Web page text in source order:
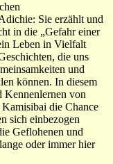
Sie erzählt und
in die „Gefahr einer
Leben in Vielfalt
die uns
und
können. In diesem
Kennenlernen von
die Chance
sich einbezogen
Geflohenen und
oder immer hier